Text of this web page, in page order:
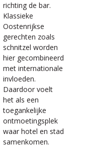
richting de bar.
Klassieke
Oostenrijkse
gerechten zoals
schnitzel worden
hier gecombineerd
met internationale
invloeden.
Daardoor voelt
het als een
toegankelijke
ontmoetingsplek
waar hotel en stad
samenkomen.